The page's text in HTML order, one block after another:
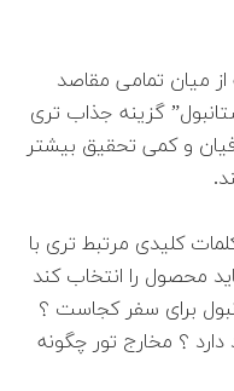
میان تمامی مقاصد
گزینه جذاب تری
و کمی تحقیق بیشتر
کلیدی مرتبط تری با
محصول را انتخاب کند
برای سفر کجاست ؟
؟ مخارج تور چگونه